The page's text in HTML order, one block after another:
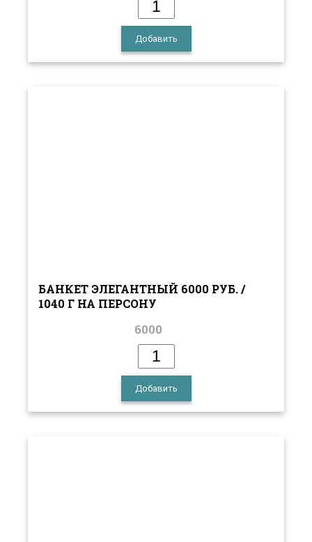
Добавить
БАНКЕТ ЭЛЕГАНТНЫЙ 6000 РУБ. /
1040 Г НА ПЕРСОНУ
6000
Добавить